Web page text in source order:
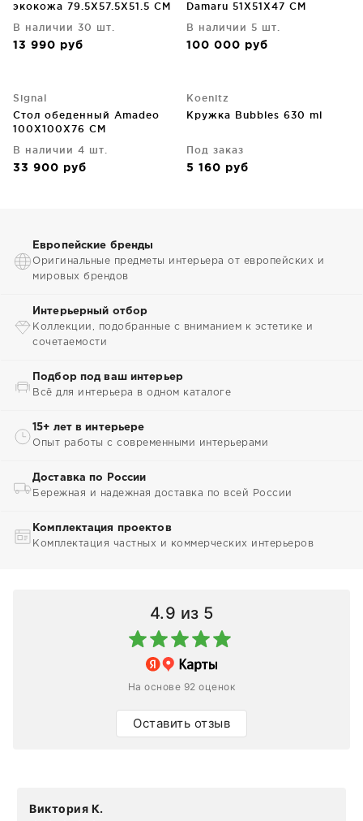
экокожа 79.5X57.5X51.5 CM
В наличии 30 шт.
13 990 руб
Damaru 51X51X47 CM
В наличии 5 шт.
100 000 руб
Signal
Стол обеденный Amadeo
100X100X76 CM
В наличии 4 шт.
33 900 руб
Koenitz
Кружка Bubbles 630 ml
Под заказ
5 160 руб
Европейские бренды
Оригинальные предметы интерьера от европейских и
мировых брендов
Интерьерный отбор
Коллекции, подобранные с вниманием к эстетике и
сочетаемости
Подбор под ваш интерьер
Всё для интерьера в одном каталоге
15+ лет в интерьере
Опыт работы с современными интерьерами
Доставка по России
Бережная и надежная доставка по всей России
Комплектация проектов
Комплектация частных и коммерческих интерьеров
4.9 из 5
На основе 92 оценок
Оставить отзыв
Виктория К.